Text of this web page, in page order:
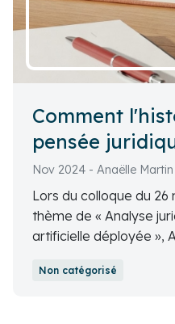
Comment
pensée
l'appréhension
de l'IA ?
Nov 2024 - Anaëlle Martin
Lors du colloque du
thème de « Analyse
artificielle déployée »,
d'éthique du
Non catégorisé